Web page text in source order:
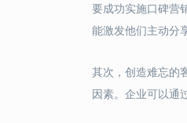
要成功实施口碑营
能激发他们主动分
其次，创造难忘的
因素。企业可以通